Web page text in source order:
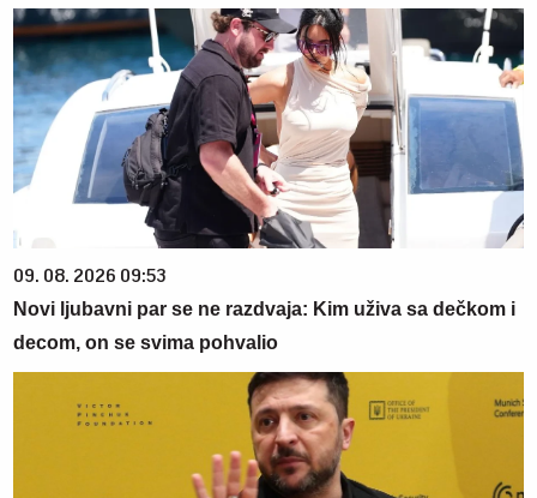
09. 08. 2026 09:53
Novi ljubavni par se ne razdvaja: Kim uživa sa dečkom i
decom, on se svima pohvalio